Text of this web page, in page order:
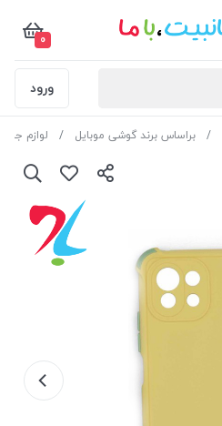
0
ورود
براساس برند گوشی موبایل لوازم